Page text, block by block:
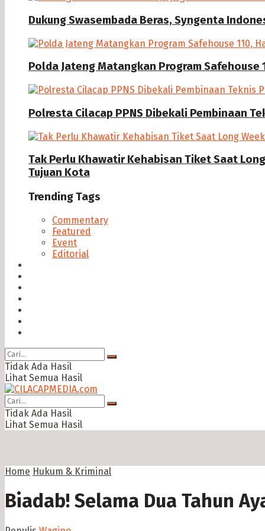
Dukung Swasembada Beras, Syngenta
Polda Jateng Matangkan Program Safehouse
Polresta Cilacap PPNS Dibekali Pembinaan
Tak Perlu Khawatir Kehabisan Tiket Saat
Tujuan Kota
Trending Tags
Commentary
Featured
Event
Editorial
Tidak Ada Hasil
Lihat Semua Hasil
Tidak Ada Hasil
Lihat Semua Hasil
Home Hukum & Kriminal
Biadab! Selama Dua Tahun